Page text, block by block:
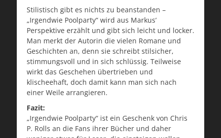
Stilistisch gibt es nichts zu beanstanden –
„Irgendwie Poolparty“ wird aus Markus‘
Perspektive erzählt und gibt sich leicht und locker.
Man merkt der Autorin die vielen Romane und
Geschichten an, denn sie schreibt stilsicher,
stimmungsvoll und in sich schlüssig. Teilweise
wirkt das Geschehen übertrieben und
klischeehaft, doch damit kann man sich nach
einer Weile arrangieren.
Fazit:
„Irgendwie Poolparty“ ist ein Geschenk von Chris
P. Rolls an die Fans ihrer Bücher und daher